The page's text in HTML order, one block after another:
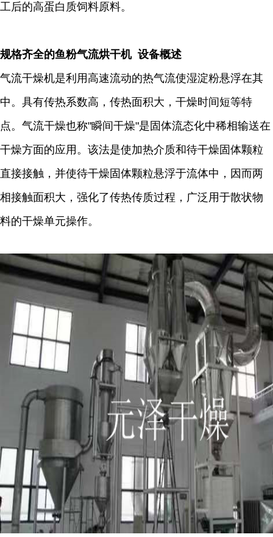
工后的高蛋白质饲料原料。
规格齐全的鱼粉气流烘干机 设备概述
气流干燥机是利用高速流动的热气流使湿淀粉悬浮在其
中。具有传热系数高，传热面积大，干燥时间短等特
点。气流干燥也称"瞬间干燥"是固体流态化中稀相输送在
干燥方面的应用。该法是使加热介质和待干燥固体颗粒
直接接触，并使待干燥固体颗粒悬浮于流体中，因而两
相接触面积大，强化了传热传质过程，广泛用于散状物
料的干燥单元操作。